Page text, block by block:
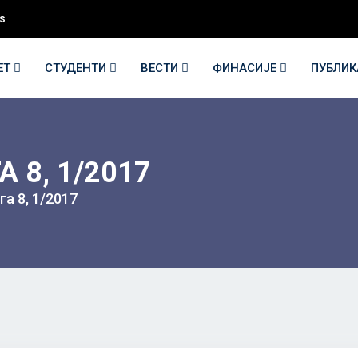
СТУДЕНТИ ВЕСТИ ФИНАСИЈЕ
1/2017
8, 1/2017